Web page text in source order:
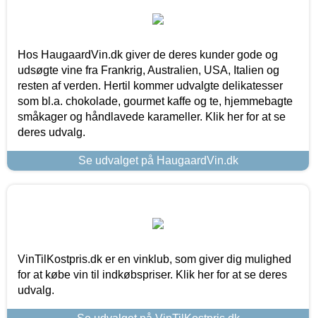
Hos HaugaardVin.dk giver de deres kunder gode og
udsøgte vine fra Frankrig, Australien, USA, Italien og
resten af verden. Hertil kommer udvalgte delikatesser
som bl.a. chokolade, gourmet kaffe og te, hjemmebagte
småkager og håndlavede karameller. Klik her for at se
deres udvalg.
Se udvalget på HaugaardVin.dk
VinTilKostpris.dk er en vinklub, som giver dig mulighed
for at købe vin til indkøbspriser. Klik her for at se deres
udvalg.